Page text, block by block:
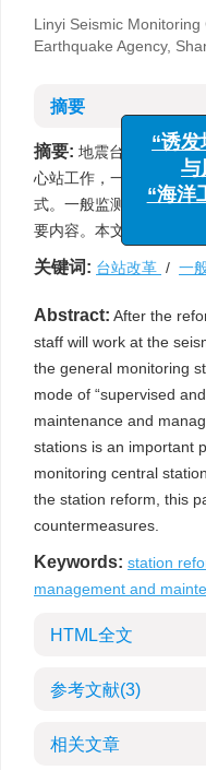
Linyi Seismic
Earthquake Agency,
摘要
摘要: 地震台站改革后，
心站工作，一般监测站将
式。一般监测站的运维和
要内容。本文针对台站改
关键词: 台站改革 / 一
Abstract: After the
staff will work at the
the general monitoring
mode of “supervised
maintenance and
stations is an important
monitoring central
the station reform, this
countermeasures.
Keywords: station
management and
HTML全文
参考文献(3)
相关文章
“诱
“海